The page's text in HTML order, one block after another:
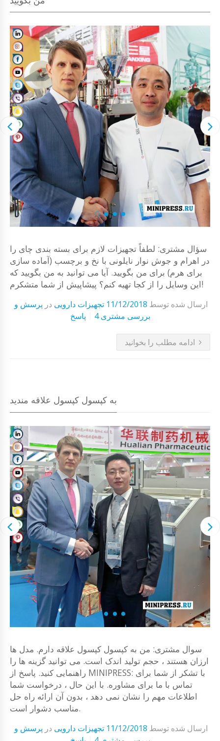
سؤال مشتری: لطفاً تجهیزات لازم برای بسته بندی چای را
در اهرام و جوش نوار نایلونی با نخ و برچسب (آماده سازی
برای هرم) برای من بگویید. آیا می توانید به من بگویید که
این وسایل را از کجا تهیه کنم؟ پیشاپیش از شما متشکرم!
ارسال شده توسط 11/12/2018 تجهیزات دارویی در پرسش و
پاسخ
4 بررسی مشتری
ادامه مطلب را بخوانید
به کپسول کپسول علاقه مندید
سوال مشتری: من به کپسول کپسول علاقه دارم. مدل ها
ارزان هستند ، حجم تولید اندک است. می توانید گزینه ها را
راهنمایی کنید. پاسخ از MINIPRESS: با تشکر از شما برای
تماس با ما برای مشاوره. با این حال ، درخواست شما
اطلاعات مهم را نشان نمی دهد ، بدون آن ارائه راه حل
مناسب دشوار است.
ارسال شده توسط 11/12/2018 تجهیزات دارویی در پرسش و